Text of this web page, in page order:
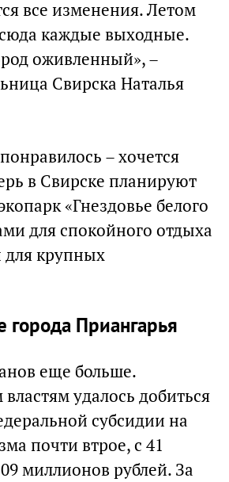
все изменения. Летом
каждые выходные.
оживленный», –
Свирска Наталья
– хочется
в Свирске планируют
«Гнездовье белого
для спокойного отдыха
крупных
Приангарья
еще больше.
удалось добиться
субсидии на
почти втрое, с 41
миллионов рублей. За